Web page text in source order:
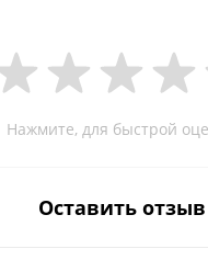
Нажмите, для быстрой
Оставить отзыв